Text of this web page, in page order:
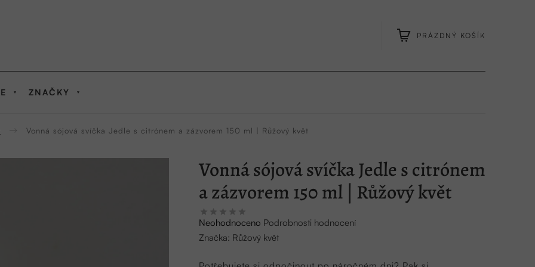
PRÁZDNÝ KOŠÍK
ZNAČKY
Vonná sójová svíčka Jedle s citrónem a zázvorem 150 ml | Růžový květ
Vonná sójová svíčka Jedle s citrónem
a zázvorem 150 ml | Růžový květ
Průměrné
hodnocení
produktu
Neohodnoceno Podrobnosti hodnocení
Značka: Růžový květ